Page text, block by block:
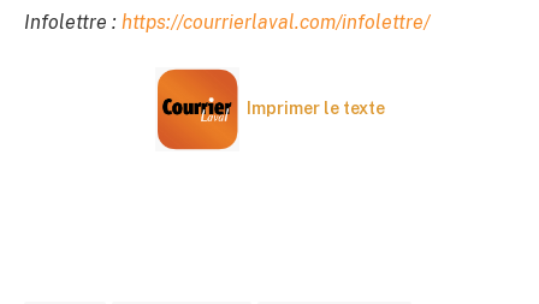
Infolettre : https://courrierlaval.com/infolettre/
Imprimer le texte